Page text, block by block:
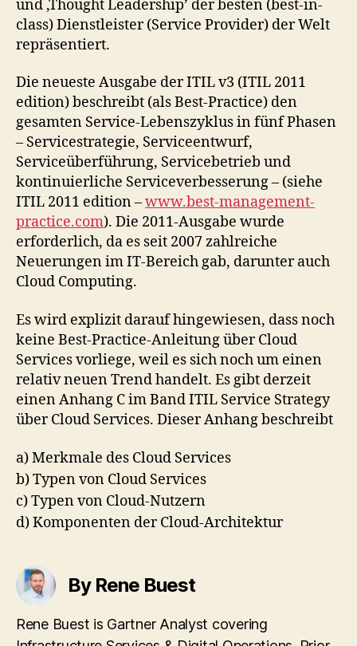
und ‚Thought Leadership’ der besten (best-in-
class) Dienstleister (Service Provider) der Welt
repräsentiert.
Die neueste Ausgabe der ITIL v3 (ITIL 2011
edition) beschreibt (als Best-Practice) den
gesamten Service-Lebenszyklus in fünf Phasen
– Servicestrategie, Serviceentwurf,
Serviceüberführung, Servicebetrieb und
kontinuierliche Serviceverbesserung – (siehe
ITIL 2011 edition –www.best-management-
practice.com). Die 2011-Ausgabe wurde
erforderlich, da es seit 2007 zahlreiche
Neuerungen im IT-Bereich gab, darunter auch
Cloud Computing.
Es wird explizit darauf hingewiesen, dass noch
keine Best-Practice-Anleitung über Cloud
Services vorliege, weil es sich noch um einen
relativ neuen Trend handelt. Es gibt derzeit
einen Anhang C im Band ITIL Service Strategy
über Cloud Services. Dieser Anhang beschreibt
a) Merkmale des Cloud Services
b) Typen von Cloud Services
c) Typen von Cloud-Nutzern
d) Komponenten der Cloud-Architektur
By Rene Buest
Rene Buest is Gartner Analyst covering